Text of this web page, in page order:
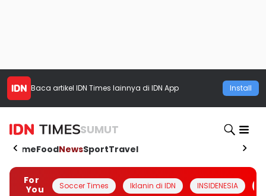
Baca artikel IDN Times lainnya di IDN App Install
SUMUT
HomeFoodNewsSportTravel
For
You
Soccer Times Iklanin di IDN INSIDENESIA